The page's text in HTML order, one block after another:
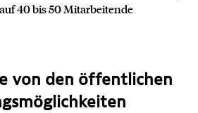
40 bis 50 Mitarbeitende
von den öffentlichen